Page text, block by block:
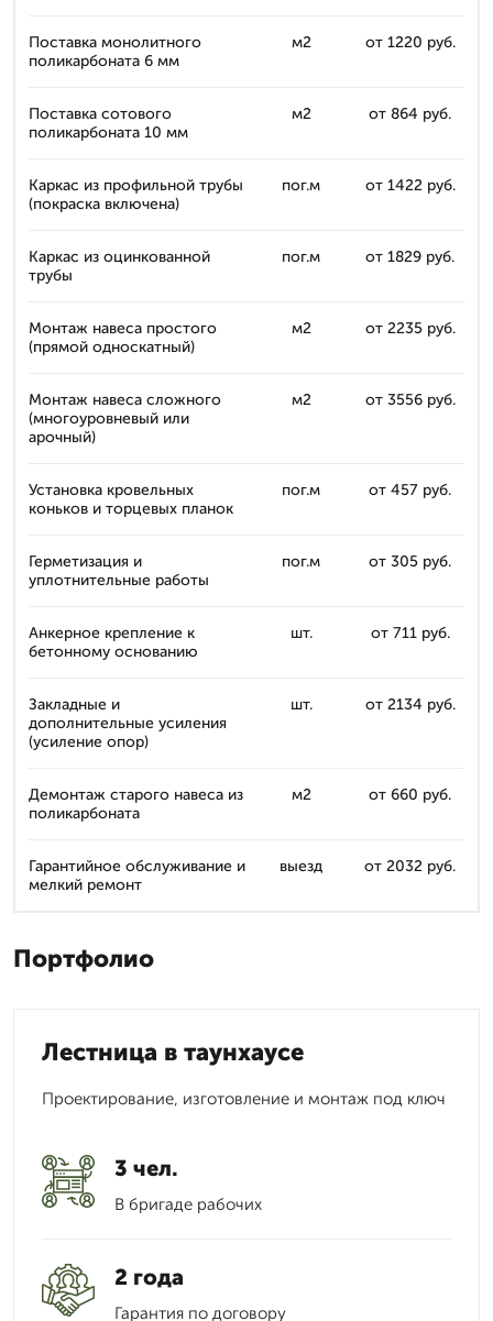
Поставка монолитного
поликарбоната 6 мм
м2 от 1220 руб.
Поставка сотового
поликарбоната 10 мм
м2 от 864 руб.
Каркас из профильной трубы
(покраска включена)
пог.м от 1422 руб.
Каркас из оцинкованной
трубы
пог.м от 1829 руб.
Монтаж навеса простого
(прямой односкатный)
м2 от 2235 руб.
Монтаж навеса сложного
(многоуровневый или
арочный)
м2 от 3556 руб.
Установка кровельных
коньков и торцевых планок
пог.м от 457 руб.
Герметизация и
уплотнительные работы
пог.м от 305 руб.
Анкерное крепление к
бетонному основанию
шт. от 711 руб.
Закладные и
дополнительные усиления
(усиление опор)
шт. от 2134 руб.
Демонтаж старого навеса из
поликарбоната
м2 от 660 руб.
Гарантийное обслуживание и
мелкий ремонт
выезд от 2032 руб.
Портфолио
Лестница в таунхаусе
Проектирование, изготовление и монтаж под ключ
3 чел.
В бригаде рабочих
2 года
Гарантия по договору